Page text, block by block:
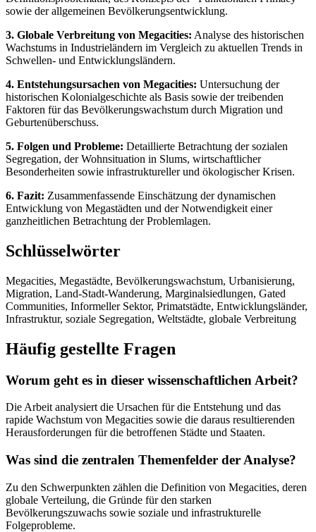
sowie der allgemeinen Bevölkerungsentwicklung.
3. Globale Verbreitung von Megacities: Analyse des historischen
Wachstums in Industrieländern im Vergleich zu aktuellen Trends in
Schwellen- und Entwicklungsländern.
4. Entstehungsursachen von Megacities: Untersuchung der
historischen Kolonialgeschichte als Basis sowie der treibenden
Faktoren für das Bevölkerungswachstum durch Migration und
Geburtenüberschuss.
5. Folgen und Probleme: Detaillierte Betrachtung der sozialen
Segregation, der Wohnsituation in Slums, wirtschaftlicher
Besonderheiten sowie infrastruktureller und ökologischer Krisen.
6. Fazit: Zusammenfassende Einschätzung der dynamischen
Entwicklung von Megastädten und der Notwendigkeit einer
ganzheitlichen Betrachtung der Problemlagen.
Schlüsselwörter
Megacities, Megastädte, Bevölkerungswachstum, Urbanisierung,
Migration, Land-Stadt-Wanderung, Marginalsiedlungen, Gated
Communities, Informeller Sektor, Primatstädte, Entwicklungsländer,
Infrastruktur, soziale Segregation, Weltstädte, globale Verbreitung
Häufig gestellte Fragen
Worum geht es in dieser wissenschaftlichen Arbeit?
Die Arbeit analysiert die Ursachen für die Entstehung und das
rapide Wachstum von Megacities sowie die daraus resultierenden
Herausforderungen für die betroffenen Städte und Staaten.
Was sind die zentralen Themenfelder der Analyse?
Zu den Schwerpunkten zählen die Definition von Megacities, deren
globale Verteilung, die Gründe für den starken
Bevölkerungszuwachs sowie soziale und infrastrukturelle
Folgeprobleme.